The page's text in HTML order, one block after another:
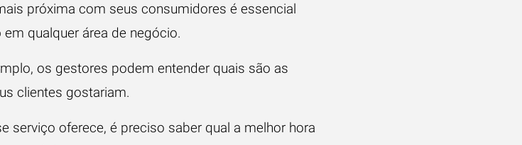
próxima com seus consumidores é essencial
qualquer área de negócio.
os gestores podem entender quais são as
clientes gostariam.
serviço oferece, é preciso saber qual a melhor hora